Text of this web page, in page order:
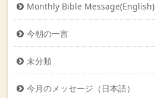
Monthly Bible Message(English)
今朝の一言
未分類
今月のメッセージ（日本語）